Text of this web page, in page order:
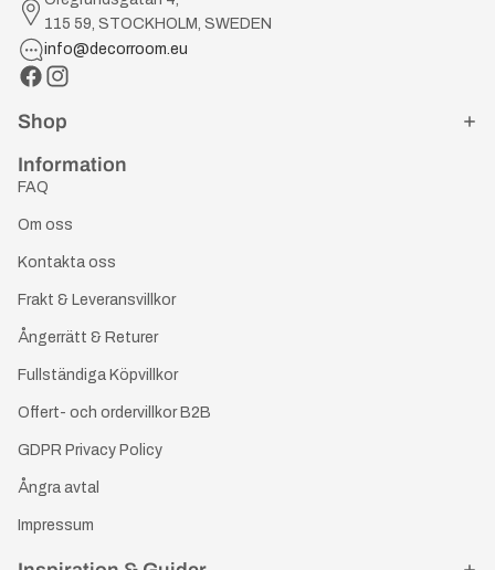
115 59, STOCKHOLM, SWEDEN
info@decorroom.eu
Shop
Information
FAQ
Om oss
Kontakta oss
Frakt & Leveransvillkor
Ångerrätt & Returer
Fullständiga Köpvillkor
Offert- och ordervillkor B2B
GDPR Privacy Policy
Ångra avtal
Impressum